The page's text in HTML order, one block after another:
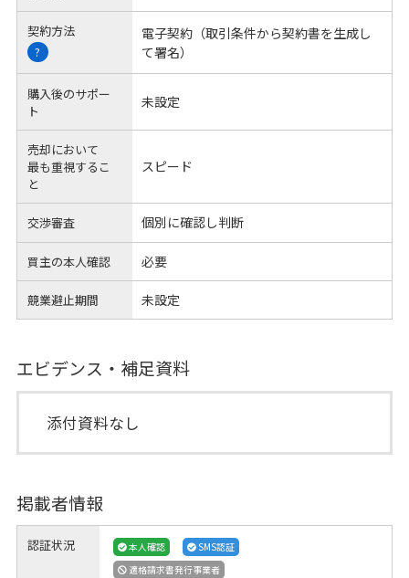
契約方法
?
電子契約（取引条件から契約書を生成し
て署名）
購入後のサポー
ト
未設定
売却において
最も重視するこ
と
スピード
交渉審査 個別に確認し判断
買主の本人確認 必要
競業避止期間 未設定
エビデンス・補足資料
添付資料なし
掲載者情報
認証状況 本人確認
SMS認証
適格請求書発行事業者